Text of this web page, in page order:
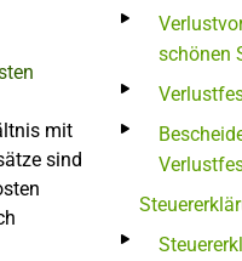
mit
sind
schönen